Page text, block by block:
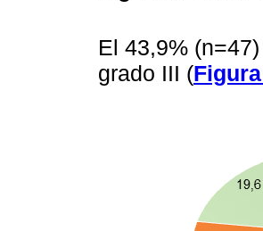
El 43,9%
grado III (